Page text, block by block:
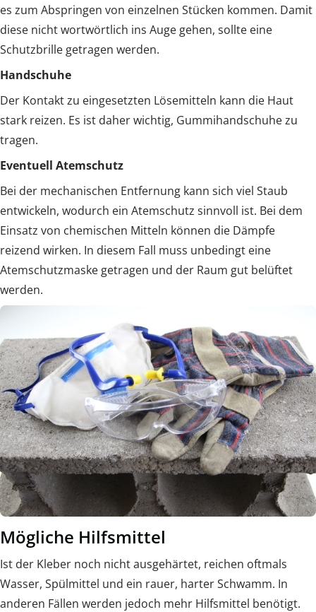
es zum Abspringen von einzelnen Stücken kommen. Damit
diese nicht wortwörtlich ins Auge gehen, sollte eine
Schutzbrille getragen werden.
Handschuhe
Der Kontakt zu eingesetzten Lösemitteln kann die Haut
stark reizen. Es ist daher wichtig, Gummihandschuhe zu
tragen.
Eventuell Atemschutz
Bei der mechanischen Entfernung kann sich viel Staub
entwickeln, wodurch ein Atemschutz sinnvoll ist. Bei dem
Einsatz von chemischen Mitteln können die Dämpfe
reizend wirken. In diesem Fall muss unbedingt eine
Atemschutzmaske getragen und der Raum gut belüftet
werden.
Mögliche Hilfsmittel
Ist der Kleber noch nicht ausgehärtet, reichen oftmals
Wasser, Spülmittel und ein rauer, harter Schwamm. In
anderen Fällen werden jedoch mehr Hilfsmittel benötigt.